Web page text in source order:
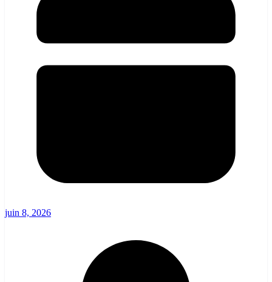
juin 8, 2026